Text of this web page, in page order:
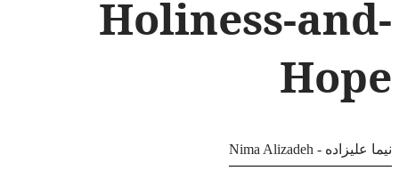
Holiness-and-
Hope
نیما علیزاده - Nima Alizadeh